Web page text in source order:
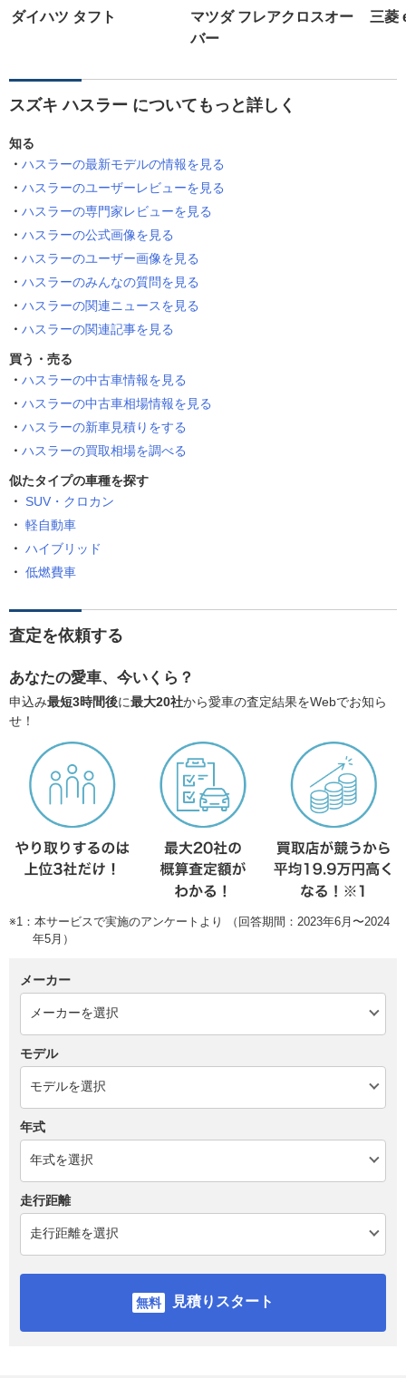
ダイハツ タフト
マツダ フレアクロスオー
バー
三菱
スズキ ハスラー についてもっと詳しく
知る
ハスラーの最新モデルの情報を見る
ハスラーのユーザーレビューを見る
ハスラーの専門家レビューを見る
ハスラーの公式画像を見る
ハスラーのユーザー画像を見る
ハスラーのみんなの質問を見る
ハスラーの関連ニュースを見る
ハスラーの関連記事を見る
買う・売る
ハスラーの中古車情報を見る
ハスラーの中古車相場情報を見る
ハスラーの新車見積りをする
ハスラーの買取相場を調べる
似たタイプの車種を探す
SUV・クロカン
軽自動車
ハイブリッド
低燃費車
査定を依頼する
あなたの愛車、今いくら？
申込み最短3時間後に最大20社から愛車の査定結果をWebでお知ら
せ！
※1：本サービスで実施のアンケートより （回答期間：2023年6月〜2024
年5月）
メーカー
モデル
年式
走行距離
見積りスタート